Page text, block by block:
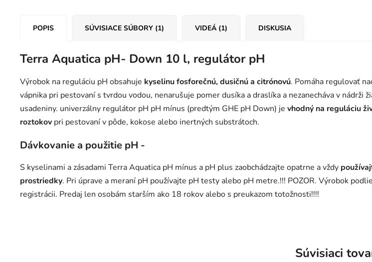
POPIS SÚVISIACE SÚBORY (1) VIDEÁ (1) DISKUSIA
Terra Aquatica pH- Down 10 l, regulátor pH
Výrobok na reguláciu pH obsahuje kyselinu fosforečnú, dusičnú a citrónovú. Pomáha regulovať
vápnika pri pestovaní s tvrdou vodou, nenarušuje pomer dusíka a draslíka a nezanecháva v nádrži
usadeniny. univerzálny regulátor pH pH mínus (predtým GHE pH Down) je vhodný na reguláciu
roztokov pri pestovaní v pôde, kokose alebo inertných substrátoch.
Dávkovanie a použitie pH -
S kyselinami a zásadami Terra Aquatica pH mínus a pH plus zaobchádzajte opatrne a vždy
prostriedky. Pri úprave a meraní pH používajte pH testy alebo pH metre.!!! POZOR. Výrobok
registrácii. Predaj len osobám starším ako 18 rokov alebo s preukazom totožnosti!!!!
Súvisiaci